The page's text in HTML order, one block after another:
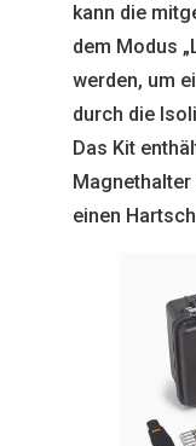
kann die
dem Modus
werden, um
durch die
Das Kit
Magnethalter
einen